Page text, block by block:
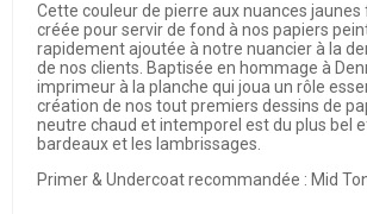
Cette couleur de pierre aux nuances jaunes
créée pour servir de fond à nos papiers
rapidement ajoutée à notre nuancier à la
de nos clients. Baptisée en hommage à
imprimeur à la planche qui joua un rôle
création de nos tout premiers dessins de
neutre chaud et intemporel est du plus bel
bardeaux et les lambrissages.
Primer & Undercoat recommandée : Mid